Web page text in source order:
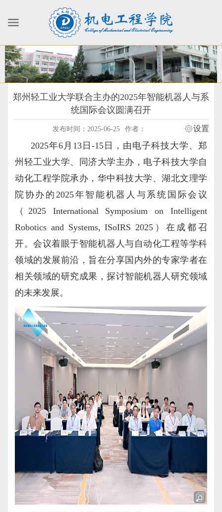
郑州轻工业大学联合主办的2025年智能机器人与系
统国际会议圆满召开
发布时间：2025-06-25 作者： 设置
2025年6月13日-15日，由电子科技大学、郑
州轻工业大学、同济大学主办，电子科技大学自
动化工程学院承办，华中科技大学、湖北文理学
院协办的2025年智能机器人与系统国际会议
（2025 International Symposium on Intelligent
Robotics and Systems, ISoIRS 2025）在成都召
开。会议着眼于智能机器人与自动化工程等学科
领域的发展前沿，旨在分享国内外的专家学者在
相关领域的研究成果，探讨智能机器人研究领域
的未来发展。